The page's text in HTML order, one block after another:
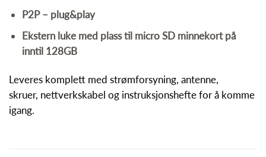
P2P – plug&play
Ekstern luke med plass til micro SD minnekort på
inntil 128GB
Leveres komplett med strømforsyning, antenne,
skruer, nettverkskabel og instruksjonshefte for å komme
igang.